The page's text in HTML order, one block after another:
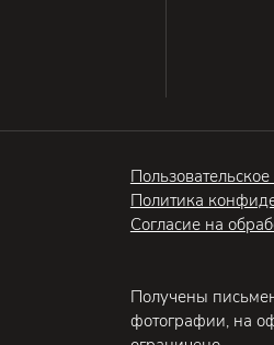
Политика
Согласие на
Получены
фотографии, на